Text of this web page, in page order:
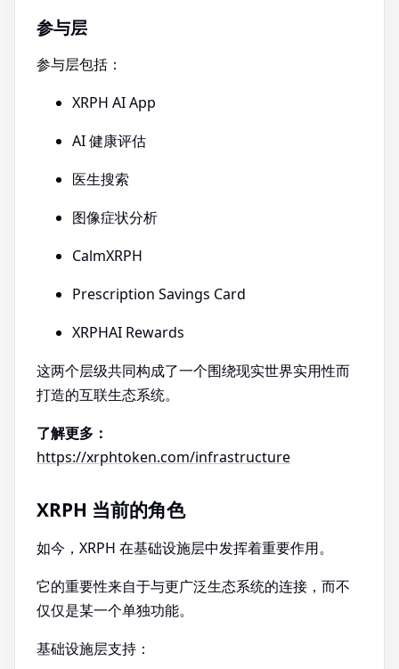
参与层
参与层包括：
XRPH AI App
AI 健康评估
医生搜索
图像症状分析
CalmXRPH
Prescription Savings Card
XRPHAI Rewards
这两个层级共同构成了一个围绕现实世界实用性而
打造的互联生态系统。
了解更多：
https://xrphtoken.com/infrastructure
XRPH 当前的角色
如今，XRPH 在基础设施层中发挥着重要作用。
它的重要性来自于与更广泛生态系统的连接，而不
仅仅是某一个单独功能。
基础设施层支持：